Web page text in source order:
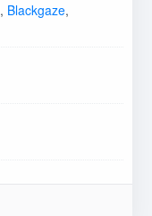
, Blackgaze,